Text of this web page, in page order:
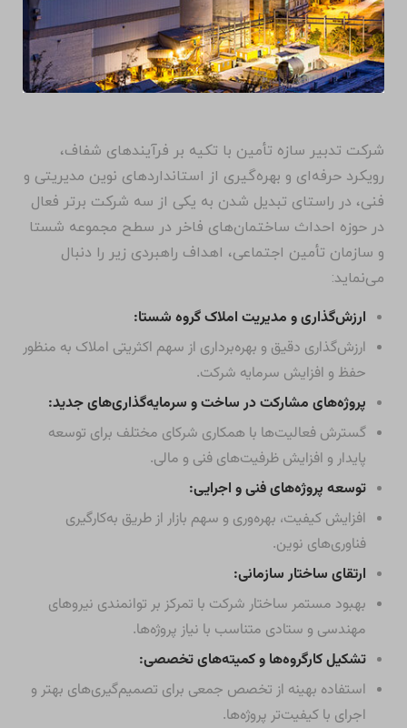
شرکت تدبیر سازه تأمین با تکیه بر فرآیندهای شفاف،
رویکرد حرفه‌ای و بهره‌گیری از استانداردهای نوین مدیریتی و
فنی، در راستای تبدیل شدن به یکی از سه شرکت برتر فعال
در حوزه احداث ساختمان‌های فاخر در سطح مجموعه شستا
و سازمان تأمین اجتماعی، اهداف راهبردی زیر را دنبال
می‌نماید:
ارزش‌گذاری و مدیریت املاک گروه شستا:
ارزش‌گذاری دقیق و بهره‌برداری از سهم اکثریتی املاک به منظور
حفظ و افزایش سرمایه شرکت.
پروژه‌های مشارکت در ساخت و سرمایه‌گذاری‌های جدید:
گسترش فعالیت‌ها با همکاری شرکای مختلف برای توسعه
پایدار و افزایش ظرفیت‌های فنی و مالی.
توسعه پروژه‌های فنی و اجرایی:
افزایش کیفیت، بهره‌وری و سهم بازار از طریق به‌کارگیری
فناوری‌های نوین.
ارتقای ساختار سازمانی:
بهبود مستمر ساختار شرکت با تمرکز بر توانمندی نیروهای
مهندسی و ستادی متناسب با نیاز پروژه‌ها.
تشکیل کارگروه‌ها و کمیته‌های تخصصی:
استفاده بهینه از تخصص جمعی برای تصمیم‌گیری‌های بهتر و
اجرای با کیفیت‌تر پروژه‌ها.